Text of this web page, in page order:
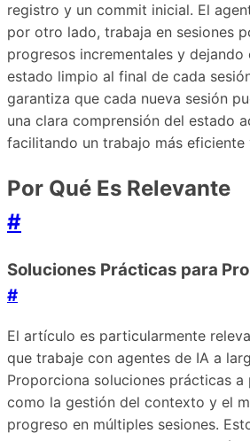
registro y un commit inicial. El
por otro lado, trabaja en sesiones
progresos incrementales y dejando
estado limpio al final de cada
garantiza que cada nueva sesión
una clara comprensión del estado
facilitando un trabajo más eficiente
Por Qué Es Relevante
#
Soluciones Prácticas para
#
El artículo es particularmente
que trabaje con agentes de IA a
Proporciona soluciones prácticas a
como la gestión del contexto y el
progreso en múltiples sesiones.